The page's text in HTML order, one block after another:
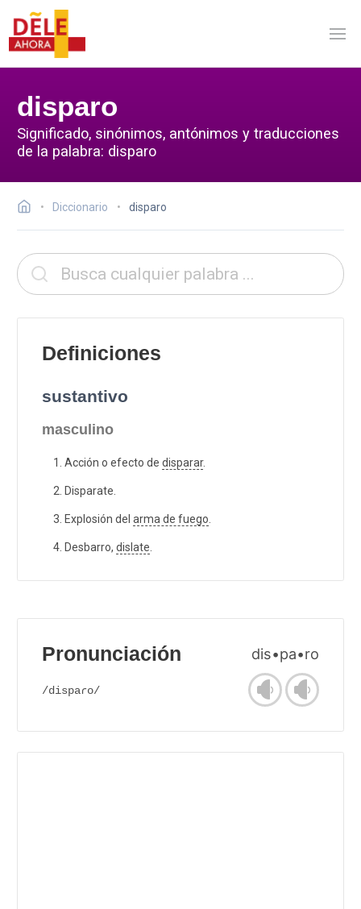
disparo
Significado, sinónimos, antónimos y traducciones
de la palabra: disparo
Diccionario disparo
Definiciones
sustantivo
masculino
Acción o efecto de disparar.
Disparate.
Explosión del arma de fuego
Desbarro, dislate
Pronunciación dis•pa•ro
/dispaɾo/